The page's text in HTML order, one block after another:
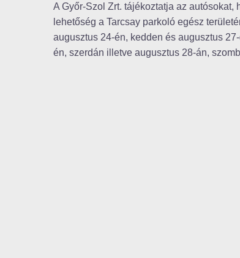
A Győr-Szol Zrt. tájékoztatja az
lehetőség a Tarcsay parkoló egész
augusztus 24-én, kedden és augusztus
én, szerdán illetve augusztus 28-án,